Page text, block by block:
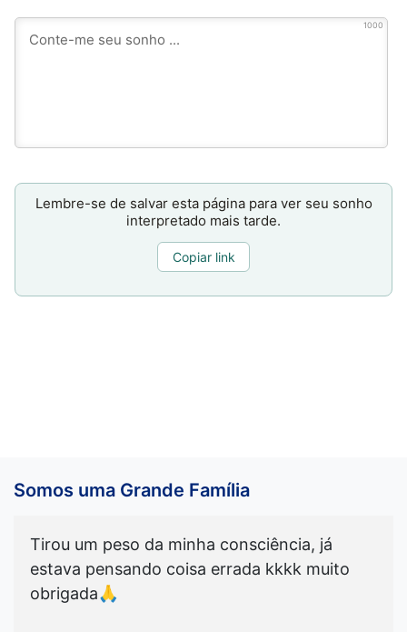
1000
Lembre-se de salvar esta página para ver seu sonho
interpretado mais tarde.
Copiar link
Somos uma Grande Família
Tirou um peso da minha consciência, já
estava pensando coisa errada kkkk muito
obrigada🙏